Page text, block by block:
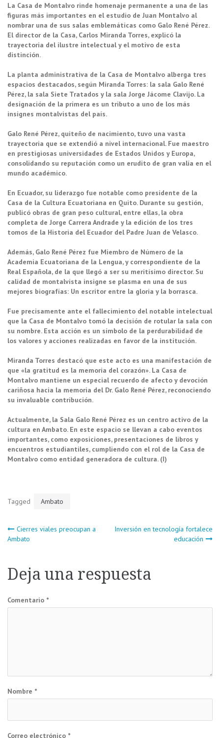
La Casa de Montalvo rinde homenaje permanente a una de las
figuras más importantes en el estudio de Juan Montalvo al
nombrar una de sus salas emblemáticas como Galo René Pérez.
El director de la Casa, Carlos Miranda Torres, explicó la
trayectoria del ilustre intelectual y el motivo de esta
distinción.
La planta administrativa de la Casa de Montalvo alberga tres
espacios destacados, según Miranda Torres: la sala Galo René
Pérez, la sala Siete Tratados y la sala Jorge Jácome Clavijo. La
designación de la primera es un tributo a uno de los más
insignes montalvistas del país.
Galo René Pérez, quiteño de nacimiento, tuvo una vasta
trayectoria que se extendió a nivel internacional. Fue maestro
en prestigiosas universidades de Estados Unidos y Europa,
consolidando su reputación como un erudito de gran valía en el
mundo académico.
En Ecuador, su liderazgo fue notable como presidente de la
Casa de la Cultura Ecuatoriana en Quito. Durante su gestión,
publicó obras de gran peso cultural, entre ellas, la obra
completa de Jorge Carrera Andrade y la edición de los tres
tomos de la Historia del Ecuador del Padre Juan de Velasco.
Además, Galo René Pérez fue Miembro de Número de la
Academia Ecuatoriana de la Lengua, y correspondiente de la
Real Española, de la que llegó a ser su meritísimo director. Su
calidad de montalvista insigne se plasma en una de sus
mejores biografías: Un escritor entre la gloria y la borrasca.
Fue precisamente ante el fallecimiento del notable intelectual
que la Casa de Montalvo tomó la decisión de rotular la sala con
su nombre. Esta acción es un símbolo de la perdurabilidad de
los valores y acciones realizadas en favor de la institución.
Miranda Torres destacó que este acto es una manifestación de
que «la gratitud es la memoria del corazón». La Casa de
Montalvo mantiene un especial recuerdo de afecto y devoción
cariñosa hacia la memoria del Dr. Galo René Pérez, reconociendo
su invaluable contribución.
Actualmente, la Sala Galo René Pérez es un centro activo de la
cultura en Ambato. En este espacio se llevan a cabo eventos
importantes, como exposiciones, presentaciones de libros y
encuentros estudiantiles, cumpliendo con el rol de la Casa de
Montalvo como entidad generadora de cultura. (I)
Tagged Ambato
Navegación
entradas
Cierres viales preocupan a
Ambato
Inversión en tecnología fortalece
educación
Deja una respuesta
Comentario *
Nombre *
Correo electrónico *